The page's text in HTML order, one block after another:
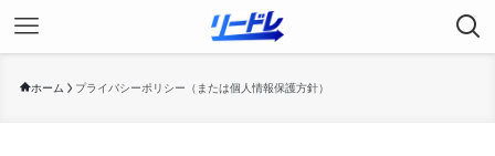
ホーム プライバシーポリシー（または個人情報保護方針）